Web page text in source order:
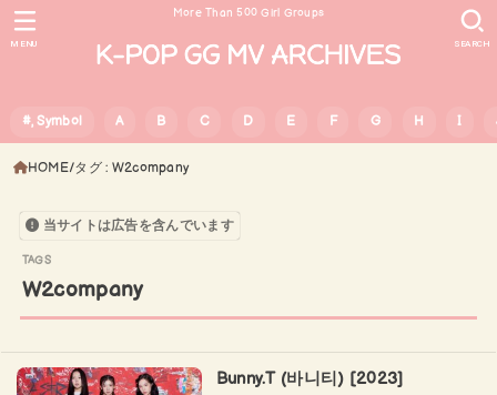
More Than 500 Girl Groups
#, Symbol A B C D E F G H I
SEARCH
MENU
HOME タグ : W2company
当サイトは広告を含んでいます
W2company
Bunny.T (바니티) [2023]